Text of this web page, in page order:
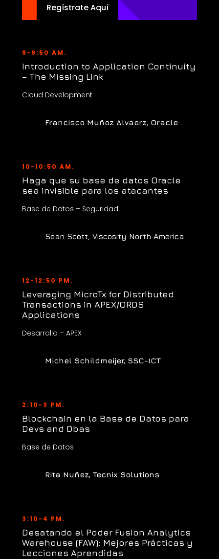
Regístrate Aquí
9-9:50 AM.
Introduction to Application Continuity
– The Missing Link
Cloud Development
Francisco Muñoz Alvaerz, Oracle
10-10:50 AM.
Haga que su base de datos Oracle
sea invisible para los atacantes
Base de Datos – Seguridad
Sean Scott, Viscosity North America
12-12:50 PM.
Leveraging MicroTx for Distributed
Transactions in APEX/ORDS
Applications
Desarrollo – APEX
Michel Schildmeijer, SSC-ICT
2:10-3 PM.
Blockchain en la Base de Datos para
Devs and Dbas
Base de Datos
Rita Nuñez, Tecnix Solutions
3:10-4 PM.
Desatando el Poder Fusion Analytics
Warehouse (FAW): Mejores Prácticas y
Lecciones Aprendidas